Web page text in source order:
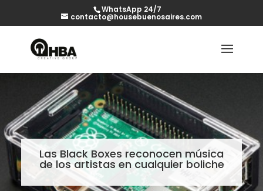
WhatsApp 24/7
contacto@housebuenosaires.com
Las Black Boxes reconocen música
de los artistas en cualquier boliche